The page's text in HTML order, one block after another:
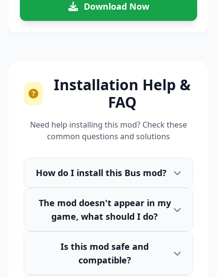
Download Now
Installation Help &
FAQ
Need help installing this mod? Check these
common questions and solutions
How do I install this Bus mod?
The mod doesn't appear in my
game, what should I do?
Is this mod safe and
compatible?